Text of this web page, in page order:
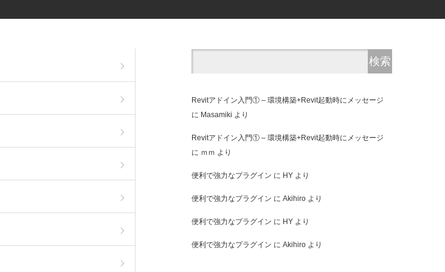
Revitアドイン入門① – 環境構築+Revit起動時にメッセージ
に Masamiki より
Revitアドイン入門① – 環境構築+Revit起動時にメッセージ
に ｍｍ より
便利で強力なプラグイン に HY より
便利で強力なプラグイン に Akihiro より
便利で強力なプラグイン に HY より
便利で強力なプラグイン に Akihiro より